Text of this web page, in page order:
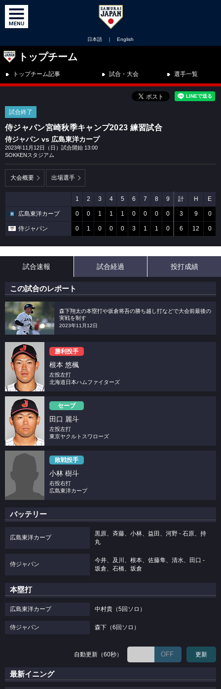
日本語 ｜ English
トップチーム
トップチーム記事 試合・大会 選手一覧
試合終了
侍ジャパン宮崎秋季キャンプ2023 練習試合
侍ジャパン vs 広島東洋カープ
2023年11月12日（日）試合開始 13:00
SOKKENスタジアム
大会概要 出場選手
1 2 3 4 5 6 7 8 9 計 H E
広島東洋カープ 0 0 1 1 1 0 0 0 0 3 9 0
侍ジャパン 0 1 0 0 0 3 1 1 0 6 12 0
試合速報 試合経過 投打成績
この試合のレポート
森下翔太の本塁打や坂倉将吾の勝ち越し打などで大会前最後の
実戦を制す
2023年11月12日
勝利投手
根本 悠楓
左投左打
北海道日本ハムファイターズ
セーブ
田口 麗斗
左投左打
東京ヤクルトスワローズ
敗戦投手
小林 樹斗
右投右打
広島東洋カープ
バッテリー
広島東洋カープ
黒原、斉藤、小林、益田、河野 - 石原、持
丸
侍ジャパン
今井、及川、根本、佐藤隼、清水、田口 -
坂倉、石橋、坂倉
本塁打
広島東洋カープ 中村貴（5回ソロ）
侍ジャパン 森下（6回ソロ）
自動更新（60秒） OFF 更新
最新イニング